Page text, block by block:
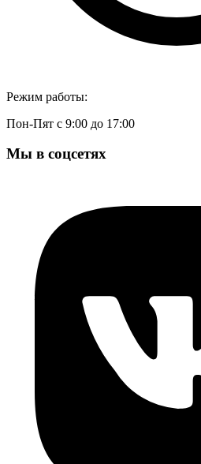
Режим работы:
Пон-Пят с 9:00 до 17:00
Мы в соцсетях